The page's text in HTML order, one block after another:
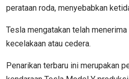
perataan roda, menyebabkan
Tesla mengatakan telah
kecelakaan atau cedera.
Penarikan terbaru ini merupakan